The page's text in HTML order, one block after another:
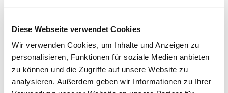
Diese Webseite verwendet Cookies
Wir verwenden Cookies, um Inhalte und Anzeigen zu
personalisieren, Funktionen für soziale Medien anbieten
zu können und die Zugriffe auf unsere Website zu
analysieren. Außerdem geben wir Informationen zu Ihrer
Aktivitäten immer grössere Mengen solcher
Synonyme: Treibhausgase, Treibhausgasen
zurück